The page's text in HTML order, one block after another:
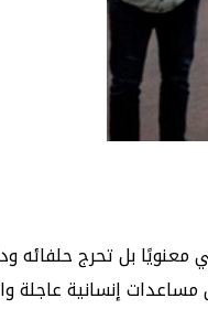
بل تحرج حلفائه
إنسانية عاجلة